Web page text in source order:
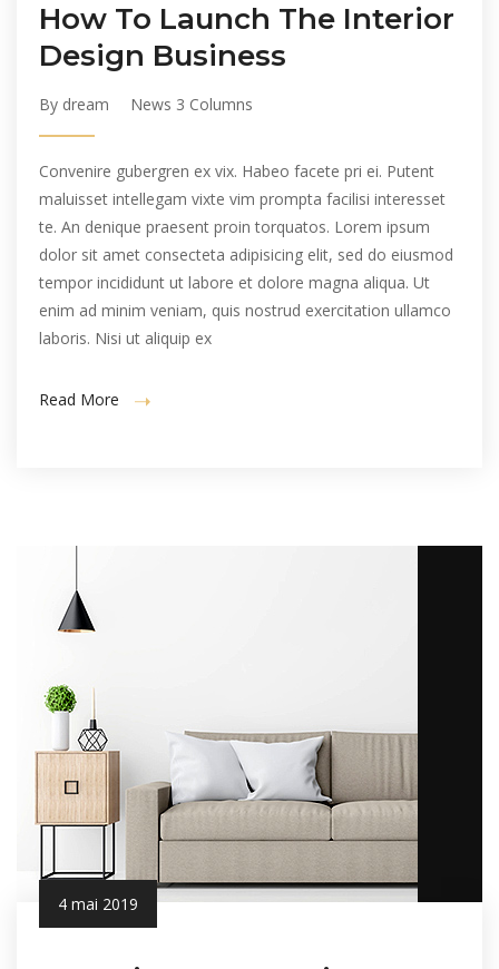
How To Launch The Interior
Design Business
By dream News 3 Columns
Convenire gubergren ex vix. Habeo facete pri ei. Putent
maluisset intellegam vixte vim prompta facilisi interesset
te. An denique praesent proin torquatos. Lorem ipsum
dolor sit amet consecteta adipisicing elit, sed do eiusmod
tempor incididunt ut labore et dolore magna aliqua. Ut
enim ad minim veniam, quis nostrud exercitation ullamco
laboris. Nisi ut aliquip ex
Read More
4 mai 2019